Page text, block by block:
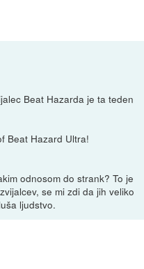
Beat Hazarda je ta teden
Beat Hazard Ultra!
odnosom do strank? To je
se mi zdi da jih veliko
ljudstvo.